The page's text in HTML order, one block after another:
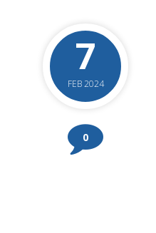
7
FEB 2024
0